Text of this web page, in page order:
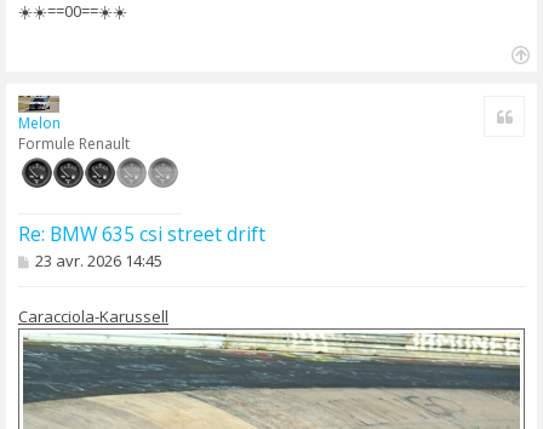
☀️☀️==00==☀️☀️
Melon
Formule Renault
Re: BMW 635 csi street drift
M
s
a
g
e
23 avr. 2026 14:45
Caracciola-Karussell